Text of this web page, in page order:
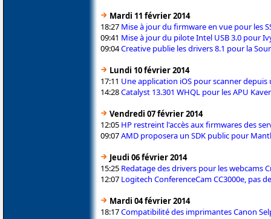
Mardi 11 février 2014
18:27 Mise à jour du firmware en vue pour les
09:41 Mise à jour du pilote Intel USB 3.0 pour
09:04Creative publie les drivers 8.1 pour la
Lundi 10 février 2014
17:11 Une application iOS pour scanner depuis
14:28Catalyst 13.301 WHQL pour les APU
Vendredi 07 février 2014
12:05 HP restreint l'accès aux firmwares des
09:07AMD proposera un SDK public pour
Jeudi 06 février 2014
15:25 Redatage des drivers pour les webcams
12:07 Logitech ConferenceCam CC3000e, pas
Mardi 04 février 2014
18:17Compatibilité des imprimantes Canon